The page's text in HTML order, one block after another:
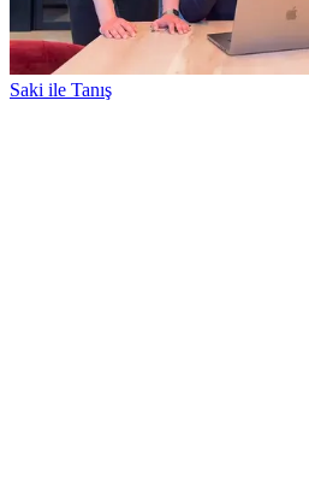
Saki ile Tanış